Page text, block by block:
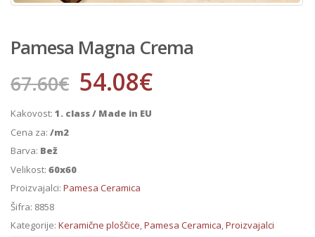
Pamesa Magna Crema
67.60€ 54.08€
Kakovost: 1. class / Made in EU
Cena za: /m2
Barva: Bež
Velikost: 60x60
Proizvajalci: Pamesa Ceramica
Šifra: 8858
Kategorije: Keramične ploščice,Pamesa Ceramica,Proizvajalci